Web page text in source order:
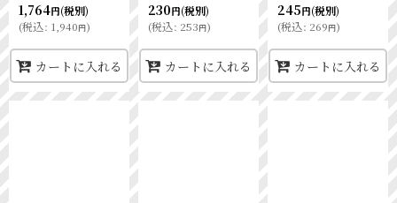
1,764円(税別)
(税込: 1,940円)
カートに入れる
230円(税別)
(税込: 253円)
カートに入れる
245円(税別)
(税込: 269円)
カートに入れる